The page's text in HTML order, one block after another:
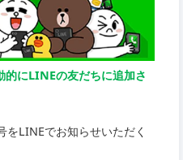
にLINEの友だちに追加さ
LINEでお知らせいただく